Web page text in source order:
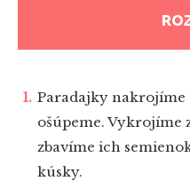
Paradajky nakrojíme
ošúpeme. Vykrojíme
zbavíme ich
kúsky.